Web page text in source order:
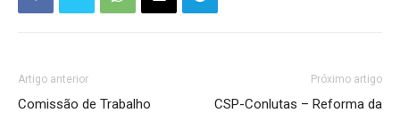
Artigo anterior
Comissão de Trabalho
Próximo artigo
CSP-Conlutas – Reforma da